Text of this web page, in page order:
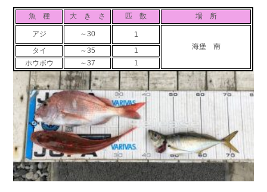
魚 種 大 き さ 匹 数 場 所
アジ ～30
1
海堡 南
タイ ～35
1
ホウボウ
～37 1